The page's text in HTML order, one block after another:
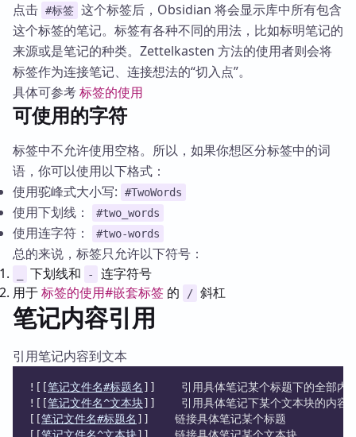
点击 #标签 这个标签后，Obsidian 将会显示库中所有包含
这个标签的笔记。标签有各种不同的用法，比如标明笔记的
来源或是笔记的种类。Zettelkasten 方法的使用者则会将
标签作为连接笔记、连接想法的“切入点”。
具体可参考标签的使用
可使用的字符
标签中不允许使用空格。所以，如果你想区分标签中的词
语，你可以使用以下格式：
使用驼峰式大小写:
#TwoWords
使用下划线： #two_words
使用连字符： #two-words
总的来说，标签只允许以下符号：
下划线和 -
连字符号
用于标签的使用#嵌套标签 的 / 斜杠
笔记内容引用
引用笔记内容到文本
![[笔记文件名#标题名 ]]    引用具体笔记某个标题下的全部内
![[笔记文件名^文本块]]    引用具体笔记下某个文本块的内容
[[笔记文件名#标题名 ]]    链接具体笔记某个标题